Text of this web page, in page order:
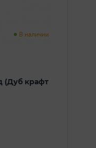
В наличии
(Дуб крафт